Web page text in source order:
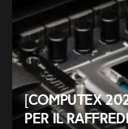
[COMPUTEX
per il